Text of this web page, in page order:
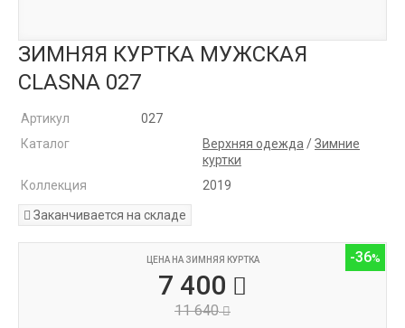
ЗИМНЯЯ КУРТКА МУЖСКАЯ
CLASNA 027
Артикул
027
Каталог
Верхняя одежда /Зимние
куртки
Коллекция
2019
Заканчивается на складе
-36
ЦЕНА НА ЗИМНЯЯ КУРТКА
7 400
11 640